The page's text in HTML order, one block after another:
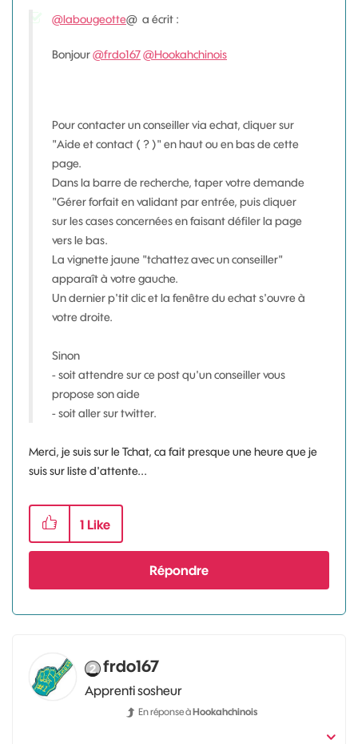
@labougeotte@ a écrit :
Bonjour@frdo167@Hookahchinois
Pour contacter un conseiller via echat, cliquer sur
"Aide et contact ( ? )" en haut ou en bas de cette
page.
Dans la barre de recherche, taper votre demande
"Gérer forfait en validant par entrée, puis cliquer
sur les cases concernées en faisant défiler la page
vers le bas.
La vignette jaune "tchattez avec un conseiller"
apparaît à votre gauche.
Un dernier p'tit clic et la fenêtre du echat s'ouvre à
votre droite.
Sinon
- soit attendre sur ce post qu'un conseiller vous
propose son aide
- soit aller sur twitter.
Merci, je suis sur le Tchat, ca fait presque une heure que je
suis sur liste d'attente...
1 Like
Répondre
frdo167
Apprenti sosheur
En réponse àHookahchinois